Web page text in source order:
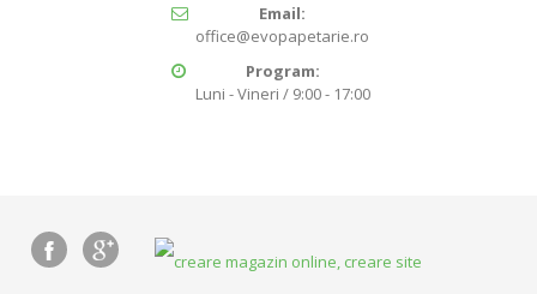
Email:
office@evopapetarie.ro
Program:
Luni - Vineri / 9:00 - 17:00